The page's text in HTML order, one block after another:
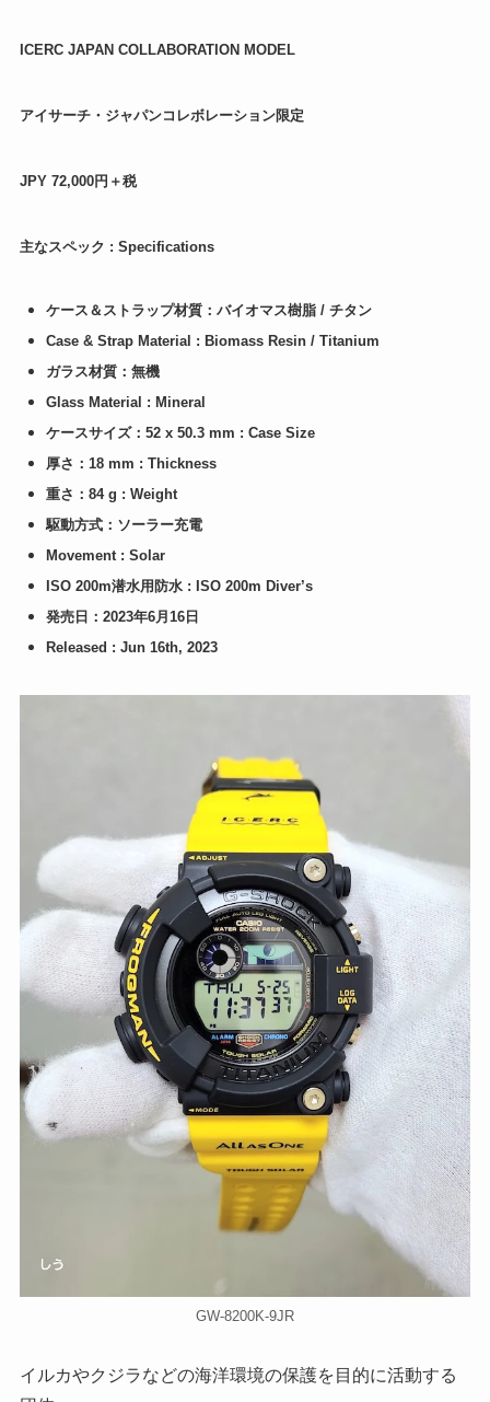
ICERC JAPAN COLLABORATION MODEL
アイサーチ・ジャパンコレボレーション限定
JPY 72,000円＋税
主なスペック : Specifications
ケース＆ストラップ材質：バイオマス樹脂 / チタン
Case & Strap Material : Biomass Resin / Titanium
ガラス材質：無機
Glass Material : Mineral
ケースサイズ：52 x 50.3 mm : Case Size
厚さ：18 mm : Thickness
重さ：84 g : Weight
駆動方式：ソーラー充電
Movement : Solar
ISO 200m潜水用防水 : ISO 200m Diver’s
発売日：2023年6月16日
Released : Jun 16th, 2023
GW-8200K-9JR
イルカやクジラなどの海洋環境の保護を目的に活動する